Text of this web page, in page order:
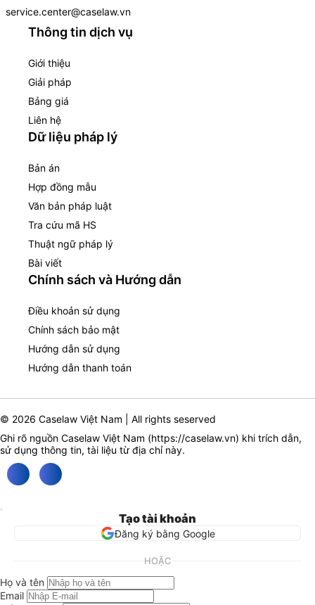
service.center@caselaw.vn
Thông tin dịch vụ
Giới thiệu
Giải pháp
Bảng giá
Liên hệ
Dữ liệu pháp lý
Bản án
Hợp đồng mẫu
Văn bản pháp luật
Tra cứu mã HS
Thuật ngữ pháp lý
Bài viết
Chính sách và Hướng dẫn
Điều khoản sử dụng
Chính sách bảo mật
Hướng dẫn sử dụng
Hướng dẫn thanh toán
© 2026 Caselaw Việt Nam | All rights seserved
Ghi rõ nguồn Caselaw Việt Nam (https://caselaw.vn) khi trích dẫn,
sử dụng thông tin, tài liệu từ địa chỉ này.
Tạo tài khoản
Đăng ký bằng Google
HOẶC
Họ và tên
Email